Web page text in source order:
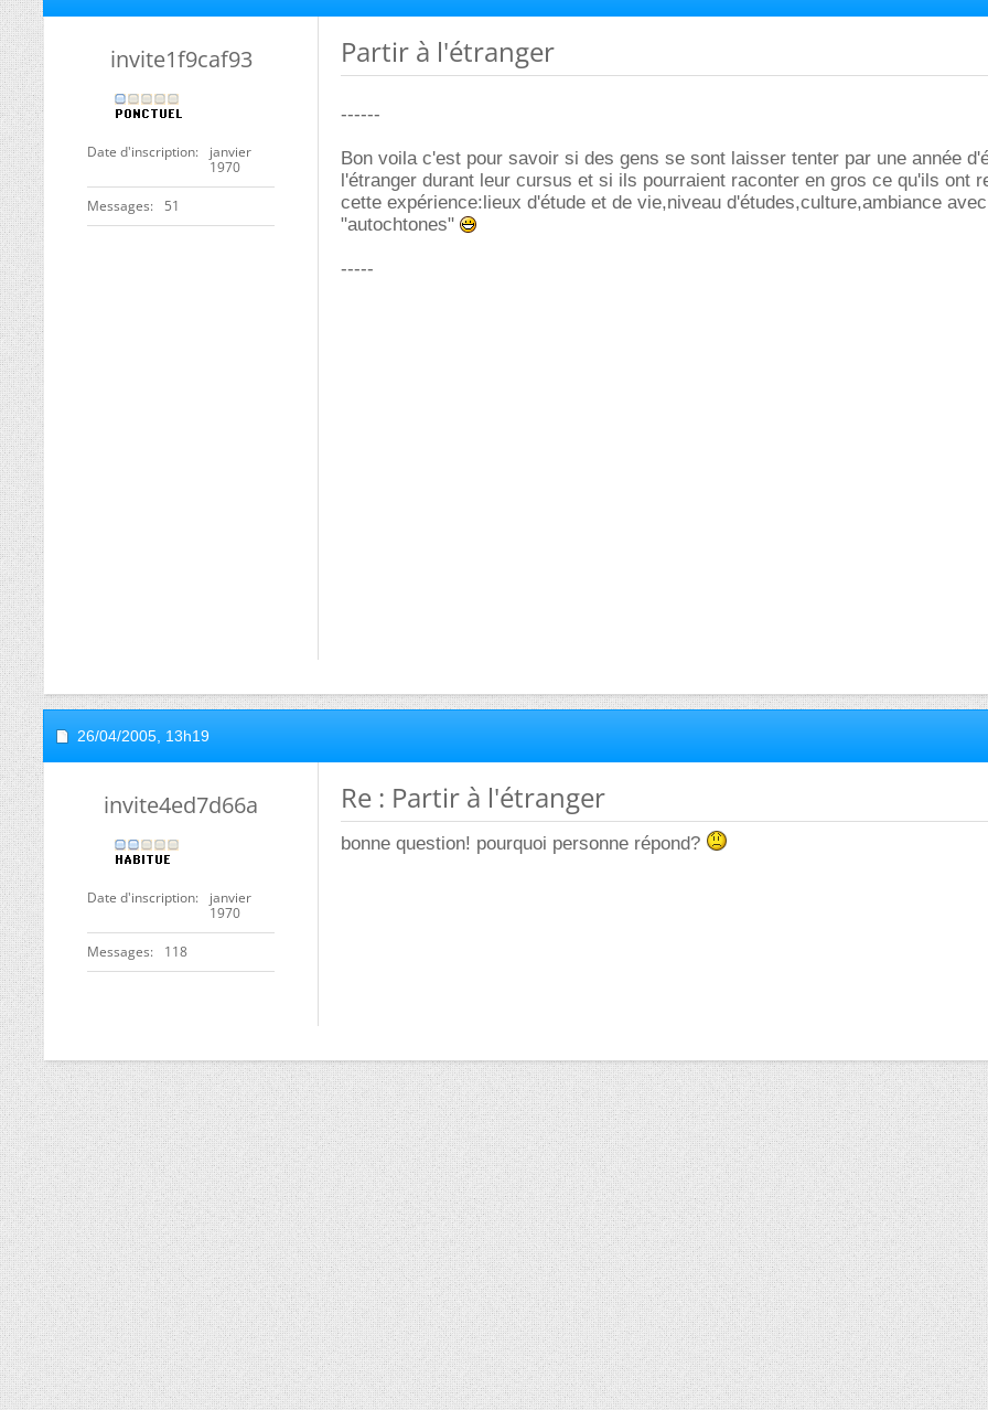
invite1f9caf93
Date d'inscription
janvier
1970
Messages 51
Partir à l'étranger
------
Bon voila c'est pour savoir si des gens se sont laisser tenter par une année
l'étranger durant leur cursus et si ils pourraient raconter en gros ce qu'ils ont
cette expérience:lieux d'étude et de vie,niveau d'études,culture,ambiance
"autochtones"
-----
26/04/2005, 13h19
invite4ed7d66a
Date d'inscription
janvier
1970
Messages 118
Re : Partir à l'étranger
bonne question! pourquoi personne répond?